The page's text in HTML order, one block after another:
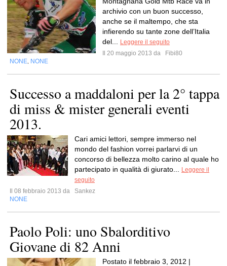
archivio con un buon successo,
anche se il maltempo, che sta
infierendo su tante zone dell’Italia
del...
Leggere il seguito
Il 20 maggio 2013 da
Fibi80
NONE NONE
Successo a maddaloni per la 2° tappa
di miss & mister generali eventi
2013.
Cari amici lettori, sempre immerso nel
mondo del fashion vorrei parlarvi di un
concorso di bellezza molto carino al quale ho
partecipato in qualità di giurato...
Leggere il
seguito
Il 08 febbraio 2013 da
Sankez
NONE
Paolo Poli: uno Sbalorditivo
Giovane di 82 Anni
Postato il febbraio 3, 2012 |